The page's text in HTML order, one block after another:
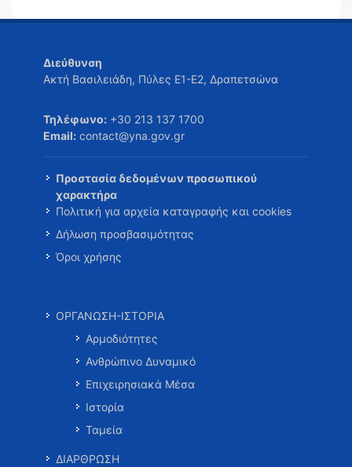
Διεύθυνση
Ακτή Βασιλειάδη, Πύλες Ε1-Ε2, Δραπετσώνα
Τηλέφωνο: +30 213 137 1700
Email: contact@yna.gov.gr
Προστασία δεδομένων προσωπικού
χαρακτήρα
Πολιτική για αρχεία καταγραφής και cookies
Δήλωση προσβασιμότητας
Όροι χρήσης
ΟΡΓΑΝΩΣΗ-ΙΣΤΟΡΙΑ
Αρμοδιότητες
Ανθρώπινο Δυναμικό
Επιχειρησιακά Μέσα
Ιστορία
Ταμεία
ΔΙΑΡΘΡΩΣΗ